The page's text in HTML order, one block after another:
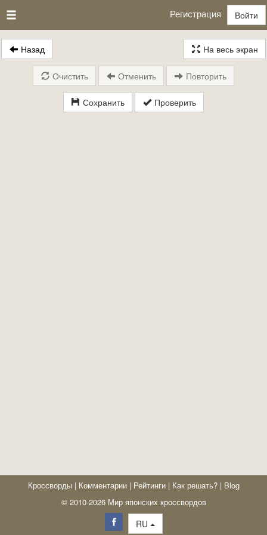
Регистрация Войти
Назад На весь экран
Сохранить Проверить
Очистить Отменить Повторить
Кроссворды | Комментарии | Рейтинги | Как решать? | Blog
© 2010-2026 Мир японских кроссвордов
RU